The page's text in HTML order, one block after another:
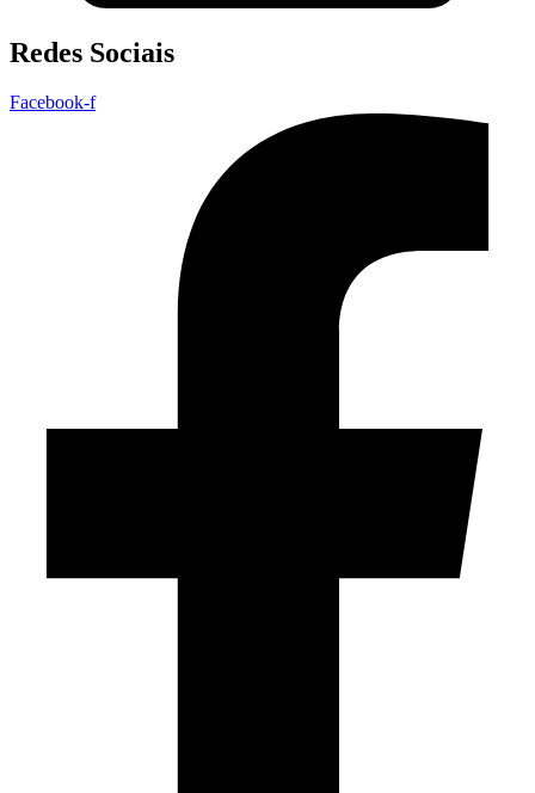
Redes Sociais
Facebook-f